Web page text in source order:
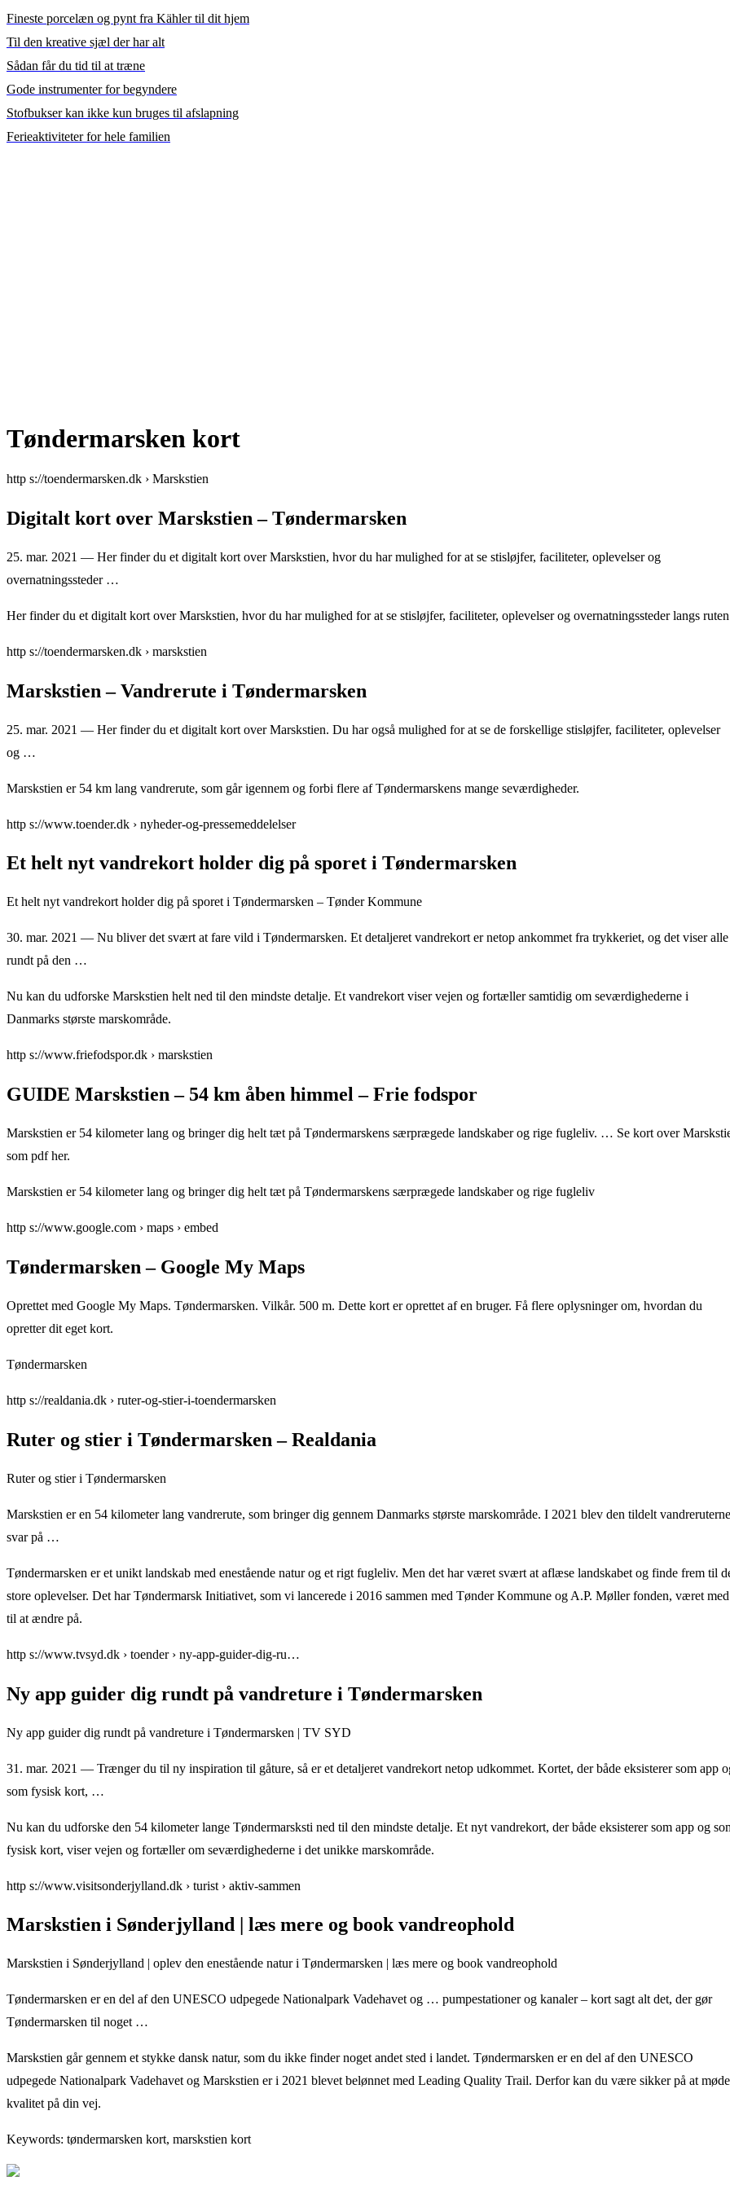
Fineste porcelæn og pynt fra Kähler til dit hjem
Til den kreative sjæl der har alt
Sådan får du tid til at træne
Gode instrumenter for begyndere
Stofbukser kan ikke kun bruges til afslapning
Ferieaktiviteter for hele familien
Tøndermarsken kort
http s://toendermarsken.dk › Marskstien
Digitalt kort over Marskstien – Tøndermarsken
25. mar. 2021 — Her finder du et digitalt kort over Marskstien, hvor du har mulighed for at se stisløjfer, faciliteter, oplevelser og
overnatningssteder …
Her finder du et digitalt kort over Marskstien, hvor du har mulighed for at se stisløjfer, faciliteter, oplevelser og overnatningssteder langs
http s://toendermarsken.dk › marskstien
Marskstien – Vandrerute i Tøndermarsken
25. mar. 2021 — Her finder du et digitalt kort over Marskstien. Du har også mulighed for at se de forskellige stisløjfer, faciliteter, oplevelser
og …
Marskstien er 54 km lang vandrerute, som går igennem og forbi flere af Tøndermarskens mange seværdigheder.
http s://www.toender.dk › nyheder-og-pressemeddelelser
Et helt nyt vandrekort holder dig på sporet i Tøndermarsken
Et helt nyt vandrekort holder dig på sporet i Tøndermarsken – Tønder Kommune
30. mar. 2021 — Nu bliver det svært at fare vild i Tøndermarsken. Et detaljeret vandrekort er netop ankommet fra trykkeriet, og det viser alle
rundt på den …
Nu kan du udforske Marskstien helt ned til den mindste detalje. Et vandrekort viser vejen og fortæller samtidig om seværdighederne i
Danmarks største marskområde.
http s://www.friefodspor.dk › marskstien
GUIDE Marskstien – 54 km åben himmel – Frie fodspor
Marskstien er 54 kilometer lang og bringer dig helt tæt på Tøndermarskens særprægede landskaber og rige fugleliv. … Se kort over
som pdf her.
Marskstien er 54 kilometer lang og bringer dig helt tæt på Tøndermarskens særprægede landskaber og rige fugleliv
http s://www.google.com › maps › embed
Tøndermarsken – Google My Maps
Oprettet med Google My Maps. Tøndermarsken. Vilkår. 500 m. Dette kort er oprettet af en bruger. Få flere oplysninger om, hvordan du
opretter dit eget kort.
Tøndermarsken
http s://realdania.dk › ruter-og-stier-i-toendermarsken
Ruter og stier i Tøndermarsken – Realdania
Ruter og stier i Tøndermarsken
Marskstien er en 54 kilometer lang vandrerute, som bringer dig gennem Danmarks største marskområde. I 2021 blev den tildelt
svar på …
Tøndermarsken er et unikt landskab med enestående natur og et rigt fugleliv. Men det har været svært at aflæse landskabet og finde frem til
store oplevelser. Det har Tøndermarsk Initiativet, som vi lancerede i 2016 sammen med Tønder Kommune og A.P. Møller fonden, været med
til at ændre på.
http s://www.tvsyd.dk › toender › ny-app-guider-dig-ru…
Ny app guider dig rundt på vandreture i Tøndermarsken
Ny app guider dig rundt på vandreture i Tøndermarsken | TV SYD
31. mar. 2021 — Trænger du til ny inspiration til gåture, så er et detaljeret vandrekort netop udkommet. Kortet, der både eksisterer som app
som fysisk kort, …
Nu kan du udforske den 54 kilometer lange Tøndermarsksti ned til den mindste detalje. Et nyt vandrekort, der både eksisterer som app og
fysisk kort, viser vejen og fortæller om seværdighederne i det unikke marskområde.
http s://www.visitsonderjylland.dk › turist › aktiv-sammen
Marskstien i Sønderjylland | læs mere og book vandreophold
Marskstien i Sønderjylland | oplev den enestående natur i Tøndermarsken | læs mere og book vandreophold
Tøndermarsken er en del af den UNESCO udpegede Nationalpark Vadehavet og … pumpestationer og kanaler – kort sagt alt det, der gør
Tøndermarsken til noget …
Marskstien går gennem et stykke dansk natur, som du ikke finder noget andet sted i landet. Tøndermarsken er en del af den UNESCO
udpegede Nationalpark Vadehavet og Marskstien er i 2021 blevet belønnet med Leading Quality Trail. Derfor kan du være sikker på at møde
kvalitet på din vej.
Keywords: tøndermarsken kort, marskstien kort